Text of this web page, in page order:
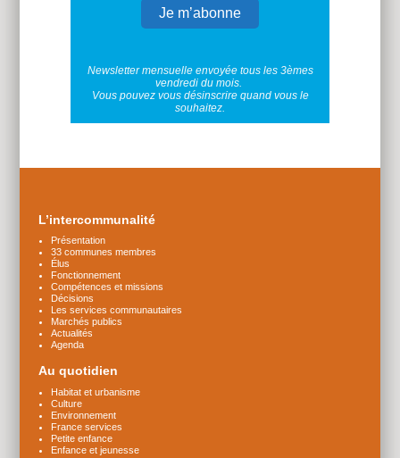
Newsletter mensuelle envoyée tous les 3èmes
vendredi du mois.
Vous pouvez vous désinscrire quand vous le
souhaitez.
L’intercommunalité
Présentation
33 communes membres
Élus
Fonctionnement
Compétences et missions
Décisions
Les services communautaires
Marchés publics
Actualités
Agenda
Au quotidien
Habitat et urbanisme
Culture
Environnement
France services
Petite enfance
Enfance et jeunesse